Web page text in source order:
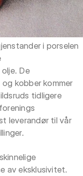
i porselen
De
kobber kommer
tidligere
leverandør til vår
av eksklusivitet.